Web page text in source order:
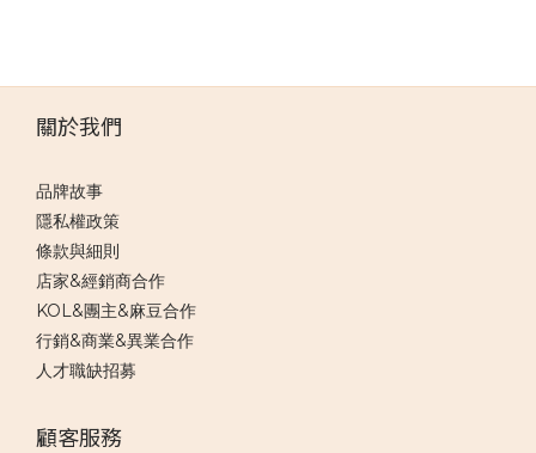
關於我們
品牌故事
隱私權政策
條款與細則
店家&經銷商合作
KOL&團主&麻豆合作
行銷&商業&異業合作
人才職缺招募
顧客服務